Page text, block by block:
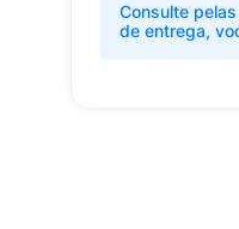
Consulte
de entrega,